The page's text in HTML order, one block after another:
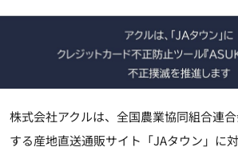
株式会社アクルは、全国農業協同組合連
する産地直送通販サイト「JAタウン」に